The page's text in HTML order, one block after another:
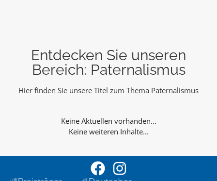
Entdecken Sie unseren
Bereich: Paternalismus
Hier finden Sie unsere Titel zum Thema Paternalismus
Keine weiteren Inhalte...